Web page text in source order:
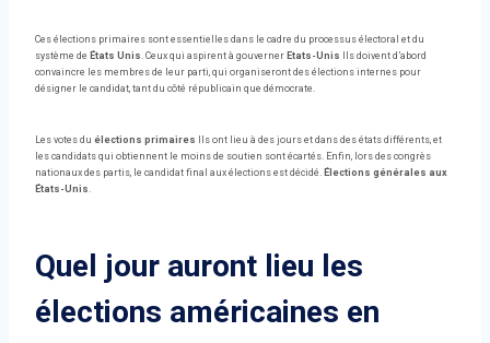
Ces élections primaires sont essentielles dans le cadre du processus électoral et du
système de États Unis. Ceux qui aspirent à gouverner Etats-Unis Ils doivent d’abord
convaincre les membres de leur parti, qui organiseront des élections internes pour
désigner le candidat, tant du côté républicain que démocrate.
Les votes du élections primaires Ils ont lieu à des jours et dans des états différents, et
les candidats qui obtiennent le moins de soutien sont écartés. Enfin, lors des congrès
nationaux des partis, le candidat final aux élections est décidé. Élections générales aux
États-Unis.
Quel jour auront lieu les
élections américaines en